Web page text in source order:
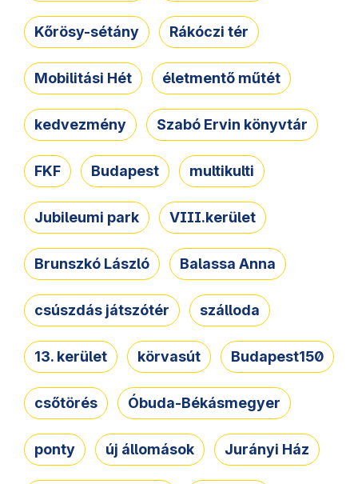
Kőrösy-sétány Rákóczi tér
Mobilitási Hét életmentő műtét
kedvezmény Szabó Ervin könyvtár
FKF Budapest multikulti
Jubileumi park VIII.kerület
Brunszkó László Balassa Anna
csúszdás játszótér szálloda
13. kerület körvasút Budapest150
csőtörés Óbuda-Békásmegyer
ponty új állomások Jurányi Ház